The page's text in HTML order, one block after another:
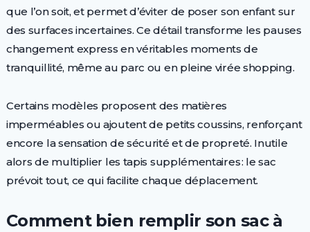
que l’on soit, et permet d’éviter de poser son enfant sur
des surfaces incertaines. Ce détail transforme les pauses
changement express en véritables moments de
tranquillité, même au parc ou en pleine virée shopping.
Certains modèles proposent des matières
imperméables ou ajoutent de petits coussins, renforçant
encore la sensation de sécurité et de propreté. Inutile
alors de multiplier les tapis supplémentaires : le sac
prévoit tout, ce qui facilite chaque déplacement.
Comment bien remplir son sac à